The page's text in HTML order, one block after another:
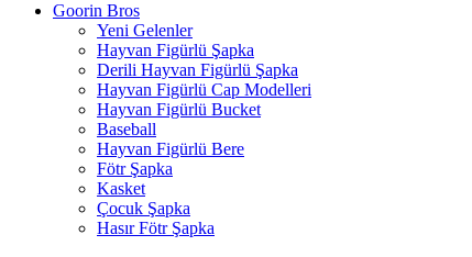
Goorin Bros
Yeni Gelenler
Hayvan Figürlü Şapka
Derili Hayvan Figürlü Şapka
Hayvan Figürlü Cap Modelleri
Hayvan Figürlü Bucket
Baseball
Hayvan Figürlü Bere
Fötr Şapka
Kasket
Çocuk Şapka
Hasır Fötr Şapka